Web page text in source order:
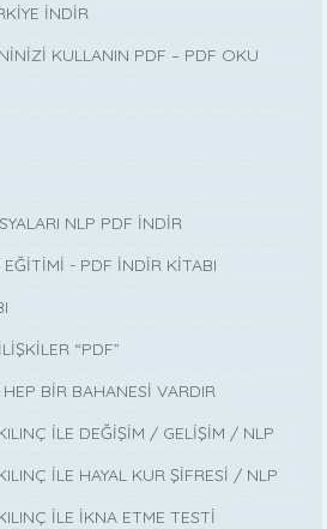
İNDİR
KULLANIN PDF – PDF OKU
NLP PDF İNDİR
- PDF İNDİR KİTABI
“PDF”
BİR BAHANESİ VARDIR
İLE DEĞİŞİM / GELİŞİM / NLP
İLE HAYAL KUR ŞİFRESİ / NLP
İLE İKNA ETME TESTİ